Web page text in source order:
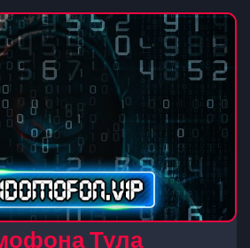
Тула